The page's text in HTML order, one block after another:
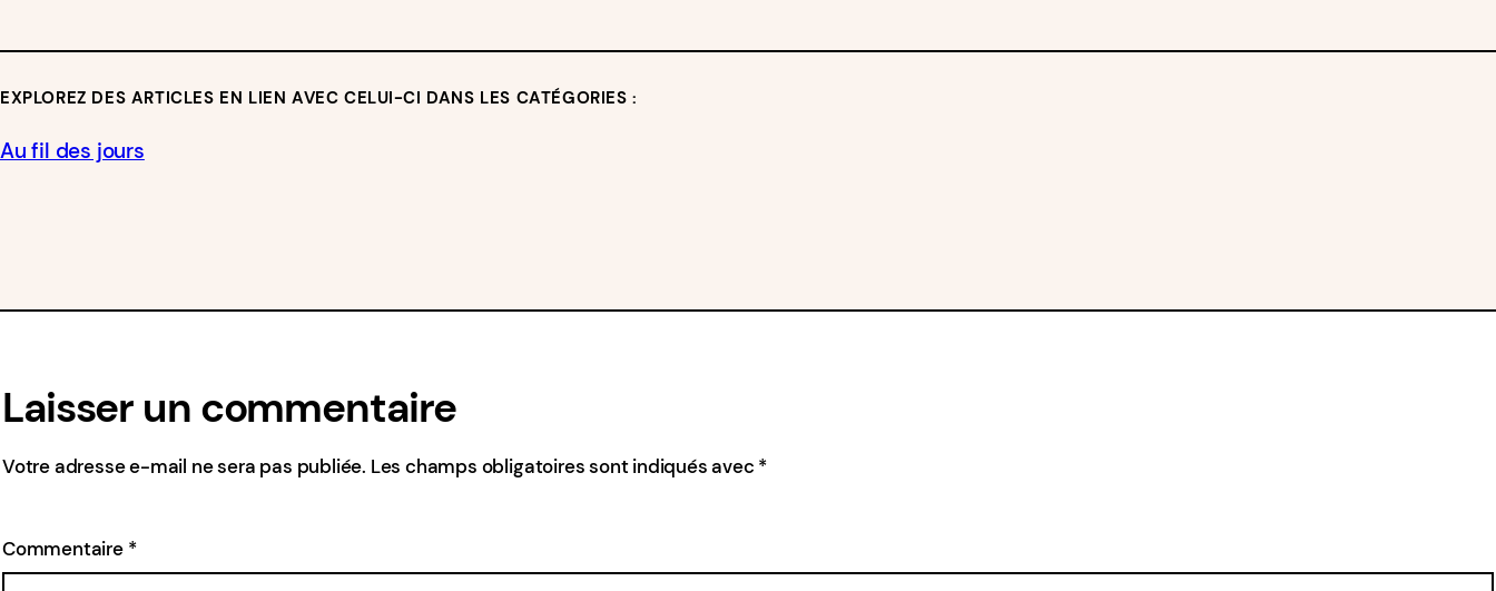
EXPLOREZ DES ARTICLES EN LIEN AVEC CELUI-CI DANS LES CATÉGORIES :
Au fil des jours
Laisser un commentaire
Votre adresse e-mail ne sera pas publiée. Les champs obligatoires sont indiqués avec *
Commentaire *